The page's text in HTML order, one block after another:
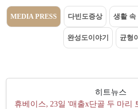
MEDIA PRESS 다빈도증상 생활 속
완성도이야기 균형
히트뉴스
휴베이스, 23일 '매출x단골 두 마리